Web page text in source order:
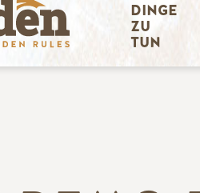
DINGE
ZU
TUN